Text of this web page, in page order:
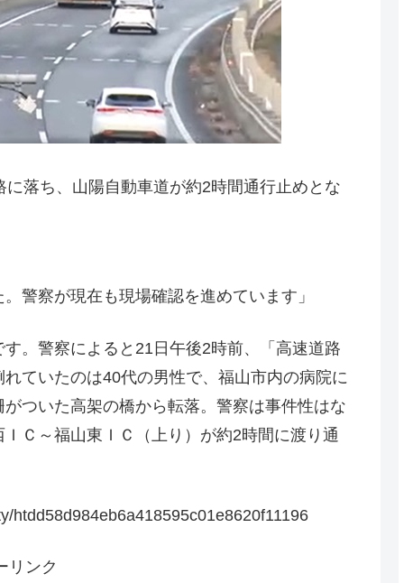
落ち、山陽自動車道が約2時間通行止めとな
警察が現在も現場確認を進めています」
。警察によると21日午後2時前、「高速道路
ていたのは40代の男性で、福山市内の病院に
ついた高架の橋から転落。警察は事件性はな
Ｃ～福山東ＩＣ（上り）が約2時間に渡り通
htdd58d984eb6a418595c01e8620f11196
リンク